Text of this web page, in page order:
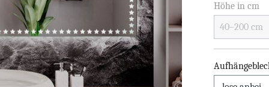
Höhe in cm